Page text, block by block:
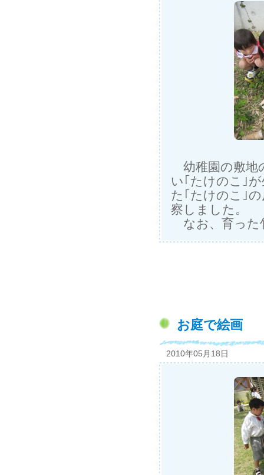
幼稚園の敷地
い｢たけのこ｣
た｢たけのこ｣
察しました。
なお、育った
お庭で絵画
2010年05月18日